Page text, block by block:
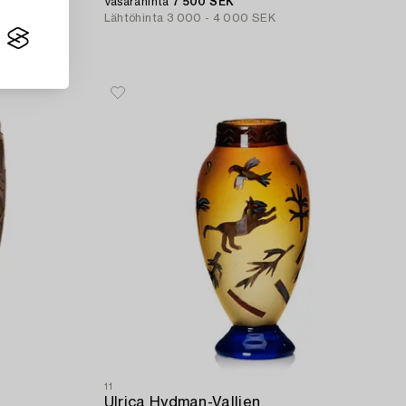
Lähtöhinta 3 000 - 4 000 SEK
11
Ulrica Hydman-Vallien